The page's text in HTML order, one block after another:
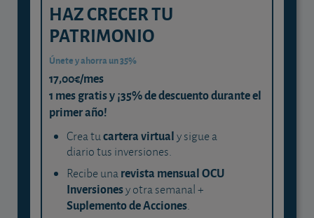
HAZ CRECER TU
PATRIMONIO
Únete y ahorra un 35%
17,00€/mes
1 mes gratis y ¡35% de descuento durante el
primer año!
Crea tucartera virtualy sigue a
diario tus inversiones.
Recibe unarevista mensual OCU
Inversionesy otra semanal +
Suplemento de Acciones.